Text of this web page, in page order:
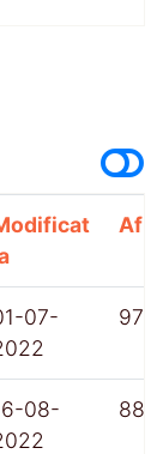
07-
971
08-
886